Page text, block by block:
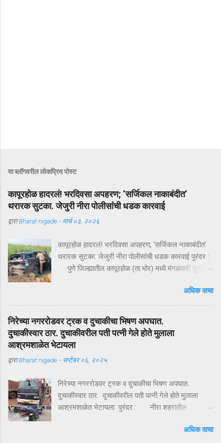
या ब्लॉगवरील लोकप्रिय पोस्ट
कापूरहोळ हादरलं! भरदिवसा अपहरण; ‘सर्जिकल नाकाबंदीत’
थरारक सुटका. जेजुरी नीरा पोलीसांंची धडक कारवाई
द्वाराBharat nigade - मार्च ०३, २०२६
कापूरहोळ हादरलं! भरदिवसा अपहरण; ‘सर्जिकल नाकाबंदीत’
थरारक सुटका. जेजुरी नीरा पोलीसांंची धडक कारवाई पुरंदर :
पुणे जिल्ह्यातील कापूरहोळ (ता.भोर) मध्ये मंगळवारी दुपारी
अक्षरशः हादरवून सोडलं. एका नामांकित व्यापाऱ्याच्या १८ वर्षीय
मुलाला भरदिवसा काळ्या XUVमधून जबरदस्तीने उचलून
नेण्यात आलं आणि काही क्षणांत गावात भीतीचं सावट दाटून
आलं. पण काही तासांतच पोलिसांनी उभारलेल्या ‘सर्जिकल
नाकाबंदी’मुळे चित्र पालटलं—आणि युवकाची सुखरूप सुटका
झाली. क्षणात घडलेलं अपहरण, गावात खळबळ दुपारचा
नेहमीसारखा गजबजलेला वेळ. कापूरहोळच्या मुख्य रस्त्यावर
युवकाला जबरदस्तीने गाडीत बसवून वाहन भरधाव वेगाने निघून
जातं. हा प्रकार इतक्या झपाट्याने घडला की परिसरातील लोक
स्तब्ध झाले. घटनेची माहिती मिळताच कुटुंबीयांनी पोलिसांशी
आणि गावागावातून सतर्कतेचे सायरन वाजू लागले. ‘ऑपरेशन
अधिक वाचा
निरेच्या नगररोडवर ट्रक व दुचाकीचा भिषण अपघात.
दुचाकीस्वार ठार. दुचाकीवरील पती पत्नी गेले होते मुलाला
आश्रमशाळेत भेटायला
द्वाराBharat nigade - सप्टेंबर ०६, २०२५
निरेच्या नगररोडवर ट्रक व दुचाकीचा भिषण अपघात.
दुचाकीस्वार ठार. दुचाकीवरील पती पत्नी गेले होते मुलाला
आश्रमशाळेत भेटायला पुरंदर : नीरा शहरातील
ट्रकला डाव्या बाजूने ओव्हरटेक करण्याच्या प्रयत्नातअधिक वाचा